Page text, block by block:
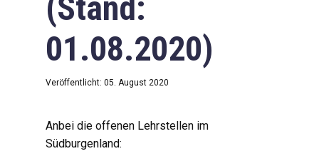
(Stand:
01.08.2020)
Veröffentlicht: 05. August 2020
Anbei die offenen Lehrstellen im
Südburgenland: